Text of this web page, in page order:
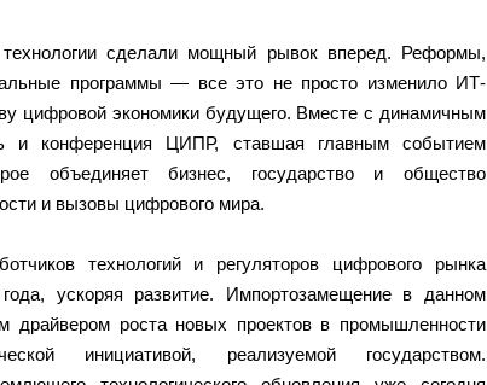
сделали мощный рывок вперед. Реформы,
программы — все это не просто изменило ИТ-
цифровой экономики будущего. Вместе с динамичным
и конференция ЦИПР, ставшая главным событием
объединяет бизнес, государство и общество
и вызовы цифрового мира.
технологий и регуляторов цифрового рынка
ускоряя развитие. Импортозамещение в данном
драйвером роста новых проектов в промышленности
инициативой, реализуемой государством.